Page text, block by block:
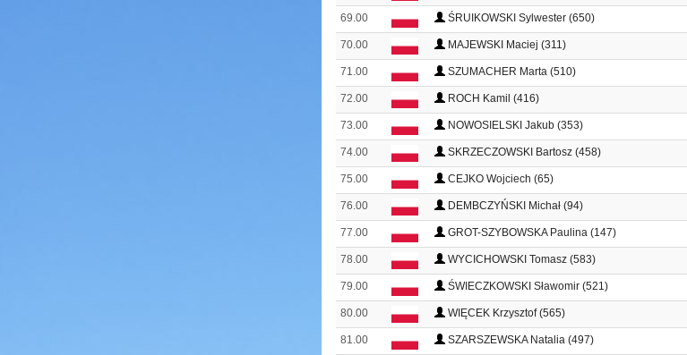
69.00 ŚRUIKOWSKI Sylwester (650)
70.00 MAJEWSKI Maciej (311)
71.00 SZUMACHER Marta (510)
72.00 ROCH Kamil (416)
73.00 NOWOSIELSKI Jakub (353)
74.00 SKRZECZOWSKI Bartosz (458)
75.00 CEJKO Wojciech (65)
76.00 DEMBCZYŃSKI Michał (94)
77.00 GROT-SZYBOWSKA Paulina (147)
78.00 WYCICHOWSKI Tomasz (583)
79.00 ŚWIECZKOWSKI Sławomir (521)
80.00 WIĘCEK Krzysztof (565)
81.00 SZARSZEWSKA Natalia (497)